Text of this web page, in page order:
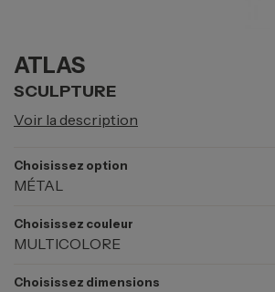
ATLAS
SCULPTURE
Voir la description
Choisissez option
MÉTAL
Choisissez couleur
MULTICOLORE
Choisissez dimensions